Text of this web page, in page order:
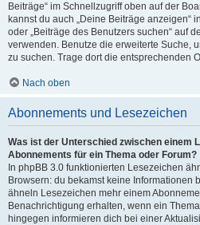
Beiträge“ im Schnellzugriff oben auf der
kannst du auch „Deine Beiträge anzeigen“
oder „Beiträge des Benutzers suchen“ auf
verwenden. Benutze die erweiterte Suche,
zu suchen. Trage dort die entsprechenden
Nach oben
Abonnements und Lesezeichen
Was ist der Unterschied zwischen einem
Abonnements für ein Thema oder Forum?
In phpBB 3.0 funktionierten Lesezeichen
Browsern: du bekamst keine Informationen
ähneln Lesezeichen mehr einem
Benachrichtigung erhalten, wenn ein
hingegen informieren dich bei einer